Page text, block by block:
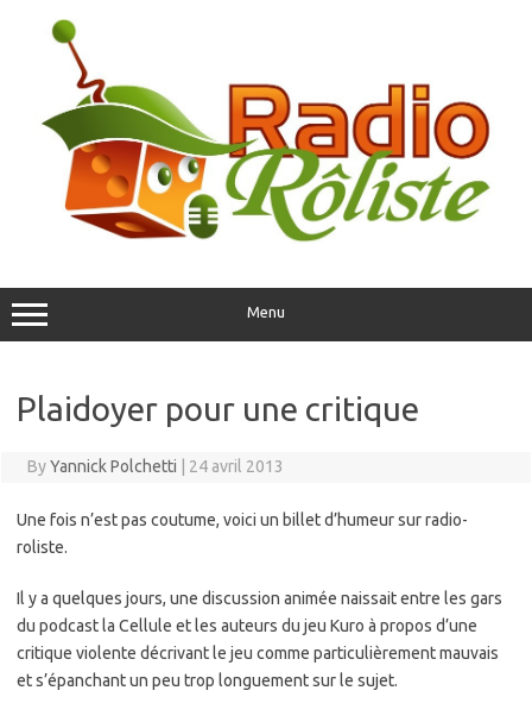
content
Menu
Plaidoyer pour une critique
ByYannick Polchetti 24 avril 2013
Une fois n’est pas coutume, voici un billet d’humeur sur radio-
roliste.
Il y a quelques jours, une discussion animée naissait entre les gars
du podcast la Cellule et les auteurs du jeu Kuro à propos d’une
critique violente décrivant le jeu comme particulièrement mauvais
et s’épanchant un peu trop longuement sur le sujet.